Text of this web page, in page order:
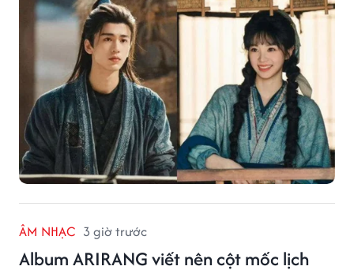
ÂM NHẠC 3 giờ trước
Album ARIRANG viết nên cột mốc lịch